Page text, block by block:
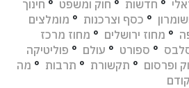
° חדשות ° חוק ומשפט ° חינוך
° כסף וצרכנות ° מומלצים
° מחוז ירושלים ° מחוז מרכז
° ספורט ° עולם ° פוליטיקה
ופרסום ° תקשורת ° תרבות ° מה